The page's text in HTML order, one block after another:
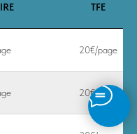
TFE
20€/page
20€/page